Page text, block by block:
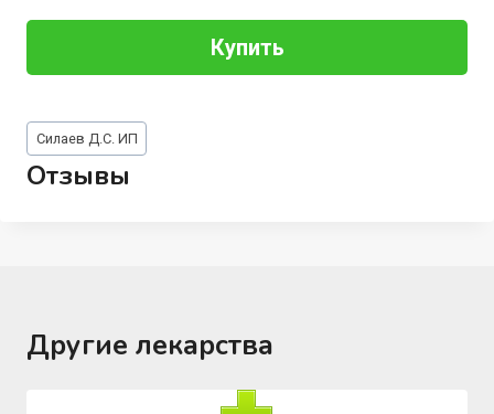
Купить
Метки
записи:
Силаев Д.С. ИП
Отзывы
Другие лекарства